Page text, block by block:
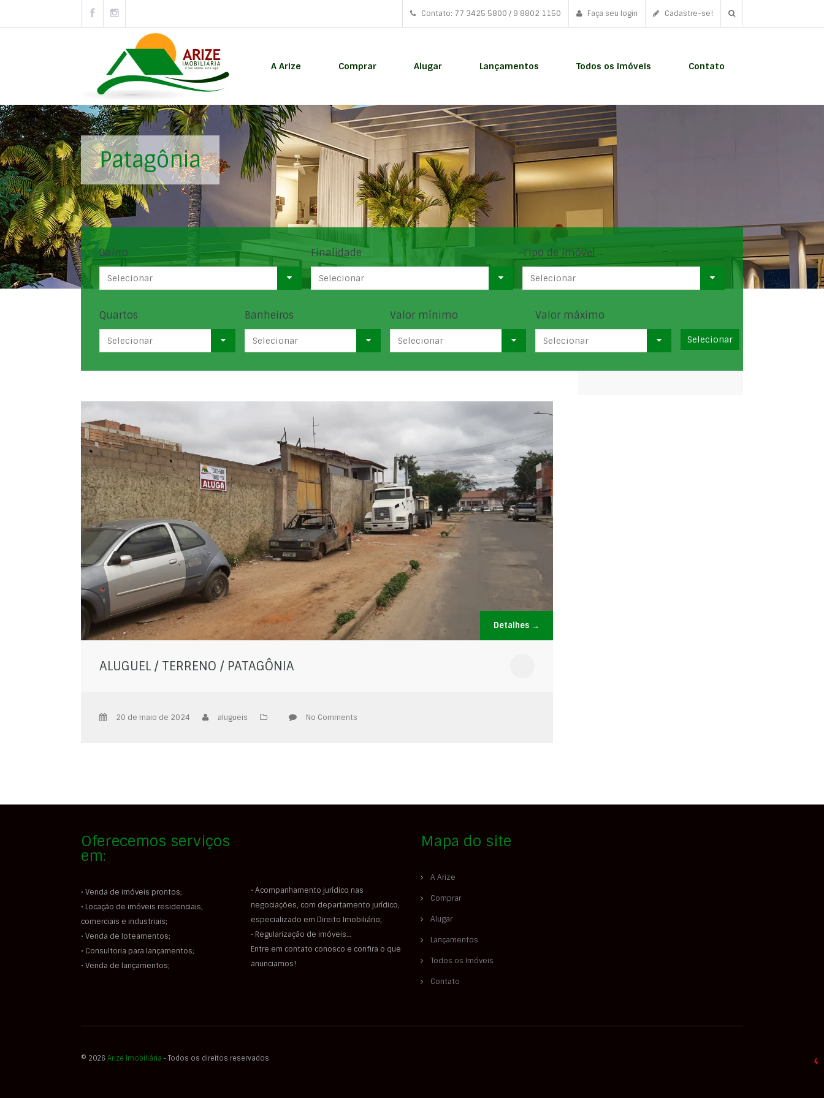
Contato: 77 3425 5800 / 9 8802 1150 Faça seu login Cadastre-se!
A Arize Comprar Alugar Lançamentos Todos os Imóveis Contato
Patagônia
Bairro
Selecionar
Finalidade
Selecionar
Tipo de imóvel
Selecionar
Quartos
Selecionar
Banheiros
Selecionar
Valor mínimo
Selecionar
Valor máximo
Selecionar
Detalhes →
ALUGUEL / TERRENO / PATAGÔNIA
20 de maio de 2024 alugueis No Comments
Oferecemos serviços
em:
• Venda de imóveis prontos;
• Locação de imóveis residenciais,
comerciais e industriais;
• Venda de loteamentos;
• Consultoria para lançamentos;
• Venda de lançamentos;
• Acompanhamento jurídico nas
negociações, com departamento jurídico,
especializado em Direito Imobiliário;
• Regularização de imóveis…
Entre em contato conosco e confira o que
anunciamos!
Mapa do site
A Arize
Comprar
Alugar
Lançamentos
Todos os Imóveis
Contato
© 2026 Arize Imobiliária ‐ Todos os direitos reservados